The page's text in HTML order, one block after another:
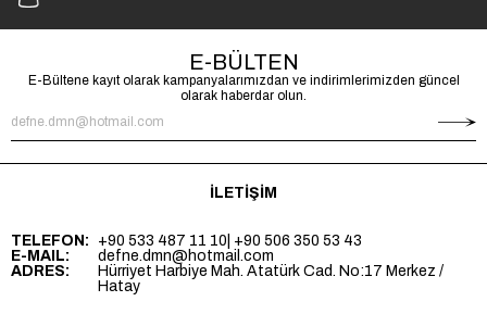
E-BÜLTEN
E-Bültene kayıt olarak kampanyalarımızdan ve indirimlerimizden güncel
olarak haberdar olun.
İLETİŞİM
TELEFON: +90 533 487 11 10 | +90 506 350 53 43
E-MAIL:
defne.dmn@hotmail.com
ADRES:
Hürriyet Harbiye Mah. Atatürk Cad. No:17 Merkez /
Hatay